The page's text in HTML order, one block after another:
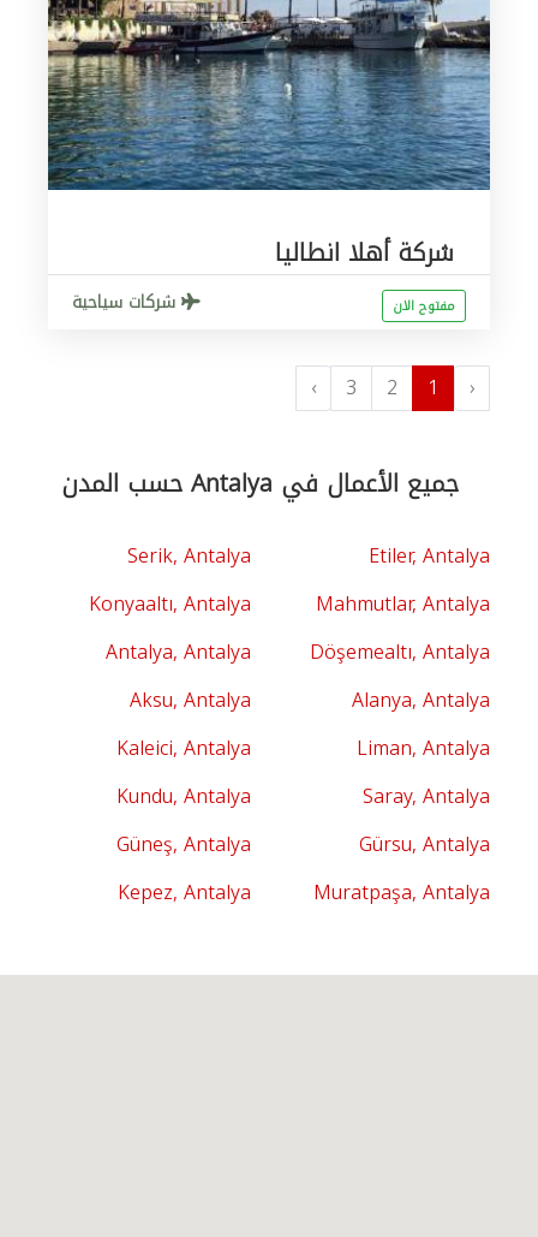
شركة أهلا انطاليا
شركات سياحية مفتوح الان
‹
1
2
3
›
جميع الأعمال في Antalya حسب المدن
Etiler, Antalya
Serik, Antalya
Mahmutlar, Antalya
Konyaaltı, Antalya
Döşemealtı, Antalya
Antalya, Antalya
Alanya, Antalya
Aksu, Antalya
Liman, Antalya
Kaleici, Antalya
Saray, Antalya
Kundu, Antalya
Gürsu, Antalya
Güneş, Antalya
Muratpaşa, Antalya
Kepez, Antalya